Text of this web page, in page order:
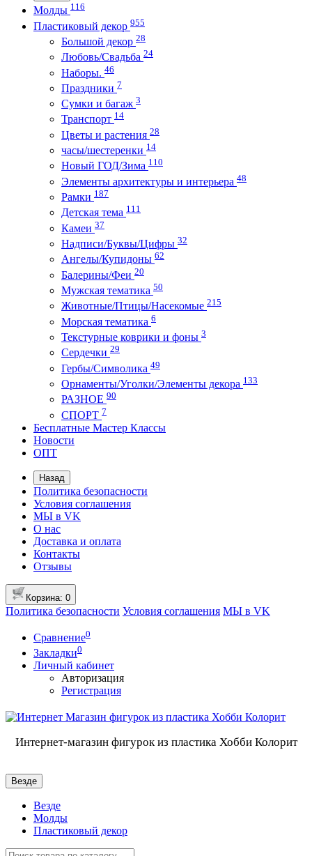
Молды 116
Пластиковый декор 955
Большой декор 28
Любовь/Cвадьба 24
Наборы. 46
Праздники 7
Сумки и багаж 3
Транспорт 14
Цветы и растения 28
часы/шестеренки 14
Новый ГОД/Зима 110
Элементы архитектуры и интерьера 48
Рамки 187
Детская тема 111
Камеи 37
Надписи/Буквы/Цифры 32
Ангелы/Купидоны 62
Балерины/Феи 20
Мужская тематика 50
Животные/Птицы/Насекомые 215
Морская тематика 6
Текстурные коврики и фоны 3
Сердечки 29
Гербы/Символика 49
Орнаменты/Уголки/Элементы декора 133
РАЗНОЕ 90
СПОРТ 7
Бесплатные Мастер Классы
Новости
ОПТ
Назад
Политика безопасности
Условия соглашения
МЫ в VK
О нас
Доставка и оплата
Контакты
Отзывы
Корзина: 0
Политика безопасности Условия соглашения МЫ в VK
Сравнение0
Закладки0
Личный кабинет
Авторизация
Регистрация
Интернет-магазин фигурок из пластика Хобби Колорит
Везде
Везде
Молды
Пластиковый декор